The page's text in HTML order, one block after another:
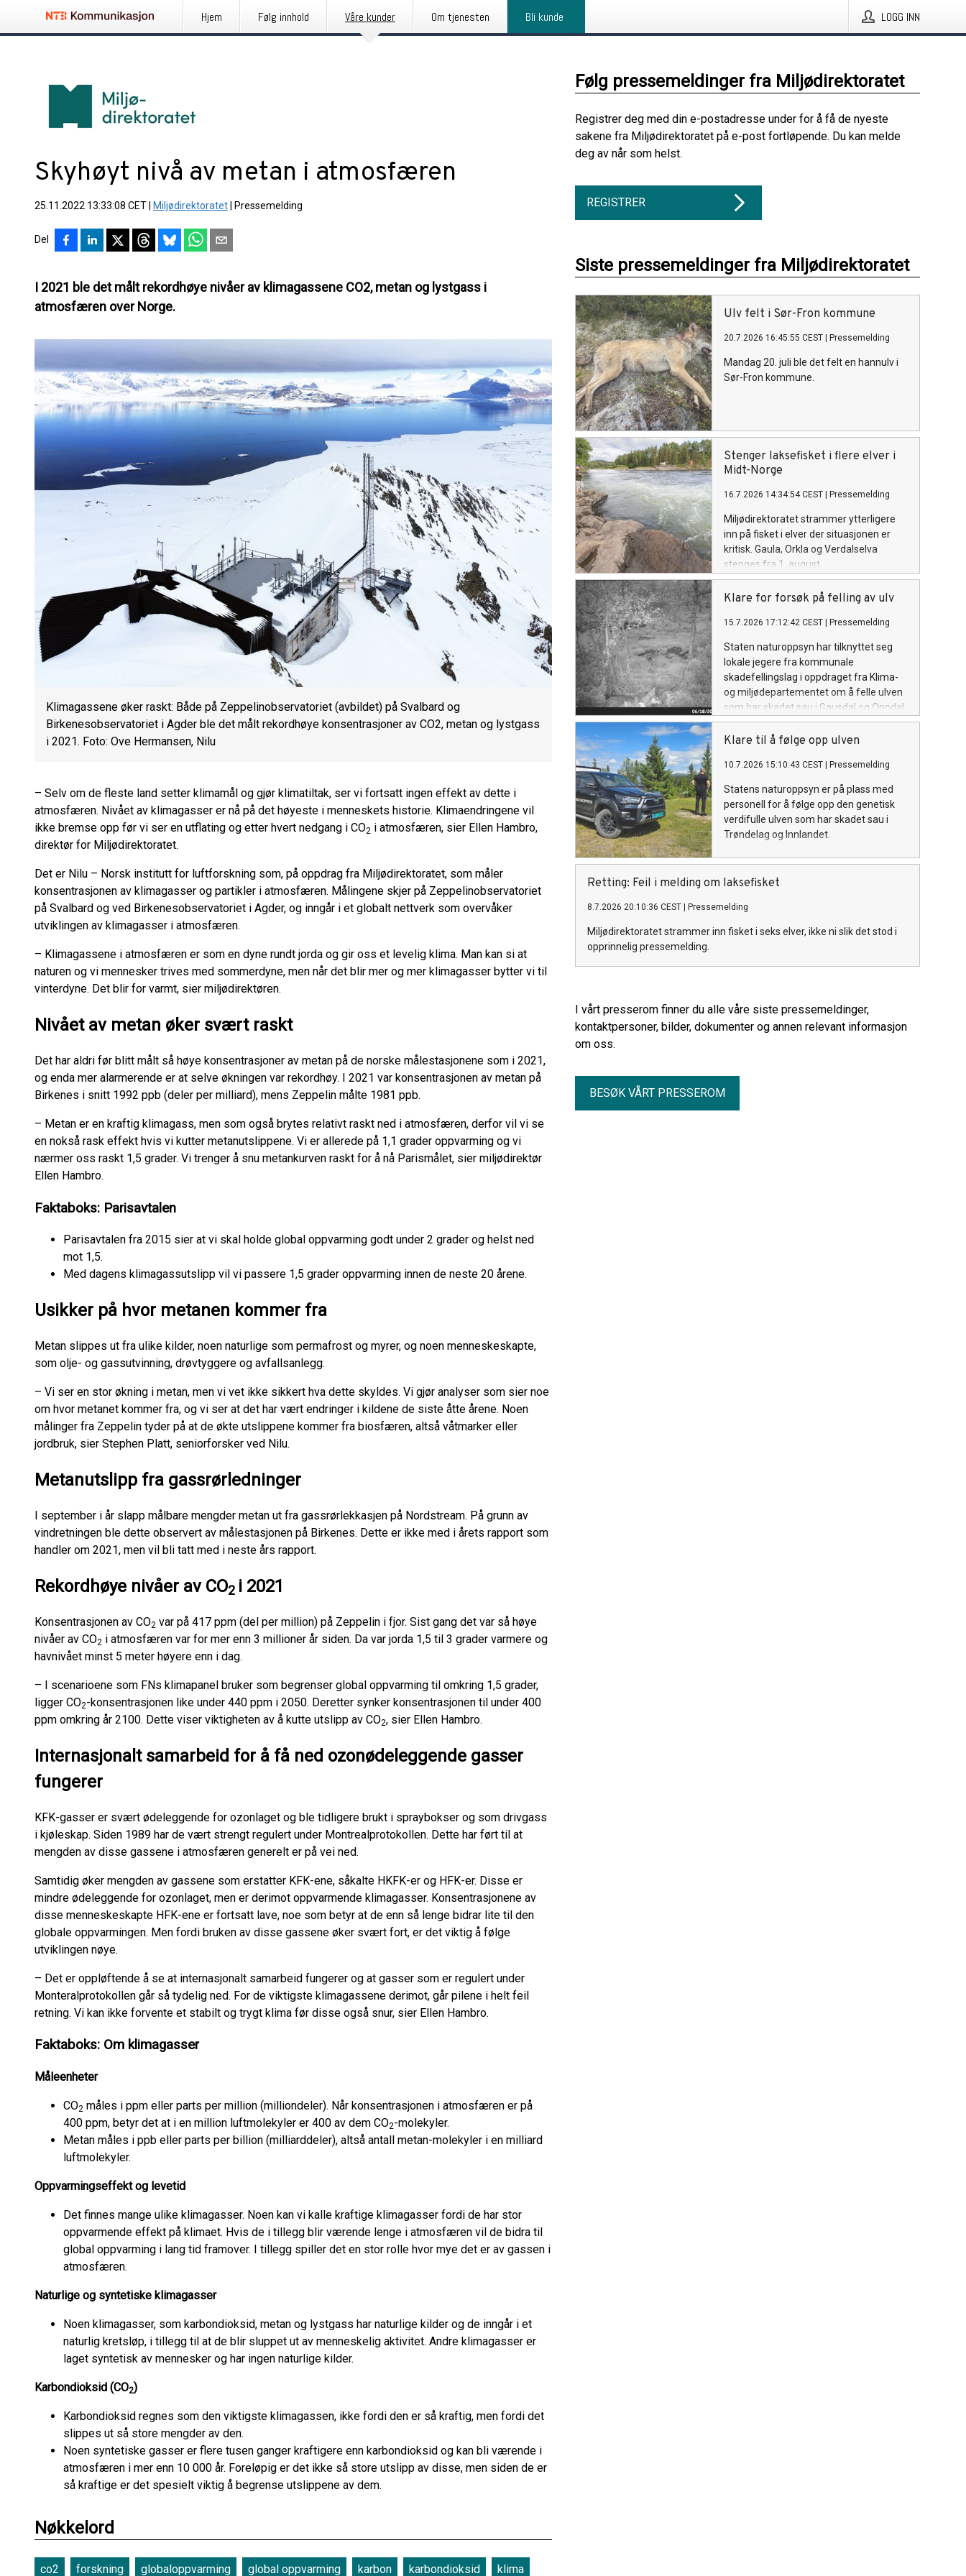
Hjem Følg innhold Våre kunder Om tjenesten Bli kunde LOGG INN
Skyhøyt nivå av metan i atmosfæren
25.11.2022 13:33:08 CET Miljødirektoratet Pressemelding
Del
I 2021 ble det målt rekordhøye nivåer av klimagassene CO2, metan og lystgass i
atmosfæren over Norge.
Klimagassene øker raskt: Både på Zeppelinobservatoriet (avbildet) på Svalbard og
Birkenesobservatoriet i Agder ble det målt rekordhøye konsentrasjoner av CO2, metan og lystgass
i 2021. Foto: Ove Hermansen, Nilu
– Selv om de fleste land setter klimamål og gjør klimatiltak, ser vi fortsatt ingen effekt av dette i
atmosfæren. Nivået av klimagasser er nå på det høyeste i menneskets historie. Klimaendringene vil
ikke bremse opp før vi ser en utflating og etter hvert nedgang i CO2 i atmosfæren, sier Ellen Hambro,
direktør for Miljødirektoratet.
Det er Nilu – Norsk institutt for luftforskning som, på oppdrag fra Miljødirektoratet, som måler
konsentrasjonen av klimagasser og partikler i atmosfæren. Målingene skjer på Zeppelinobservatoriet
på Svalbard og ved Birkenesobservatoriet i Agder, og inngår i et globalt nettverk som overvåker
utviklingen av klimagasser i atmosfæren.
– Klimagassene i atmosfæren er som en dyne rundt jorda og gir oss et levelig klima. Man kan si at
naturen og vi mennesker trives med sommerdyne, men når det blir mer og mer klimagasser bytter vi til
vinterdyne. Det blir for varmt, sier miljødirektøren.
Nivået av metan øker svært raskt
Det har aldri før blitt målt så høye konsentrasjoner av metan på de norske målestasjonene som i 2021,
og enda mer alarmerende er at selve økningen var rekordhøy. I 2021 var konsentrasjonen av metan på
Birkenes i snitt 1992 ppb (deler per milliard), mens Zeppelin målte 1981 ppb.
– Metan er en kraftig klimagass, men som også brytes relativt raskt ned i atmosfæren, derfor vil vi se
en nokså rask effekt hvis vi kutter metanutslippene. Vi er allerede på 1,1 grader oppvarming og vi
nærmer oss raskt 1,5 grader. Vi trenger å snu metankurven raskt for å nå Parismålet, sier miljødirektør
Ellen Hambro.
Faktaboks: Parisavtalen
Parisavtalen fra 2015 sier at vi skal holde global oppvarming godt under 2 grader og helst ned
mot 1,5.
Med dagens klimagassutslipp vil vi passere 1,5 grader oppvarming innen de neste 20 årene.
Usikker på hvor metanen kommer fra
Metan slippes ut fra ulike kilder, noen naturlige som permafrost og myrer, og noen menneskeskapte,
som olje- og gassutvinning, drøvtyggere og avfallsanlegg.
– Vi ser en stor økning i metan, men vi vet ikke sikkert hva dette skyldes. Vi gjør analyser som sier noe
om hvor metanet kommer fra, og vi ser at det har vært endringer i kildene de siste åtte årene. Noen
målinger fra Zeppelin tyder på at de økte utslippene kommer fra biosfæren, altså våtmarker eller
jordbruk, sier Stephen Platt, seniorforsker ved Nilu.
Metanutslipp fra gassrørledninger
I september i år slapp målbare mengder metan ut fra gassrørlekkasjen på Nordstream. På grunn av
vindretningen ble dette observert av målestasjonen på Birkenes. Dette er ikke med i årets rapport som
handler om 2021, men vil bli tatt med i neste års rapport.
Rekordhøye nivåer av CO2 i 2021
Konsentrasjonen av CO2 var på 417 ppm (del per million) på Zeppelin i fjor. Sist gang det var så høye
nivåer av CO2 i atmosfæren var for mer enn 3 millioner år siden. Da var jorda 1,5 til 3 grader varmere og
havnivået minst 5 meter høyere enn i dag.
– I scenarioene som FNs klimapanel bruker som begrenser global oppvarming til omkring 1,5 grader,
ligger CO2-konsentrasjonen like under 440 ppm i 2050. Deretter synker konsentrasjonen til under 400
ppm omkring år 2100. Dette viser viktigheten av å kutte utslipp av CO2, sier Ellen Hambro.
Internasjonalt samarbeid for å få ned ozonødeleggende gasser
fungerer
KFK-gasser er svært ødeleggende for ozonlaget og ble tidligere brukt i spraybokser og som drivgass
i kjøleskap. Siden 1989 har de vært strengt regulert under Montrealprotokollen. Dette har ført til at
mengden av disse gassene i atmosfæren generelt er på vei ned.
Samtidig øker mengden av gassene som erstatter KFK-ene, såkalte HKFK-er og HFK-er. Disse er
mindre ødeleggende for ozonlaget, men er derimot oppvarmende klimagasser. Konsentrasjonene av
disse menneskeskapte HFK-ene er fortsatt lave, noe som betyr at de enn så lenge bidrar lite til den
globale oppvarmingen. Men fordi bruken av disse gassene øker svært fort, er det viktig å følge
utviklingen nøye.
– Det er oppløftende å se at internasjonalt samarbeid fungerer og at gasser som er regulert under
Monteralprotokollen går så tydelig ned. For de viktigste klimagassene derimot, går pilene i helt feil
retning. Vi kan ikke forvente et stabilt og trygt klima før disse også snur, sier Ellen Hambro.
Faktaboks: Om klimagasser
Måleenheter
CO2 måles i ppm eller parts per million (milliondeler). Når konsentrasjonen i atmosfæren er på
400 ppm, betyr det at i en million luftmolekyler er 400 av dem CO2-molekyler.
Metan måles i ppb eller parts per billion (milliarddeler), altså antall metan-molekyler i en milliard
luftmolekyler.
Oppvarmingseffekt og levetid
Det finnes mange ulike klimagasser. Noen kan vi kalle kraftige klimagasser fordi de har stor
oppvarmende effekt på klimaet. Hvis de i tillegg blir værende lenge i atmosfæren vil de bidra til
global oppvarming i lang tid framover. I tillegg spiller det en stor rolle hvor mye det er av gassen i
atmosfæren.
Naturlige og syntetiske klimagasser
Noen klimagasser, som karbondioksid, metan og lystgass har naturlige kilder og de inngår i et
naturlig kretsløp, i tillegg til at de blir sluppet ut av menneskelig aktivitet. Andre klimagasser er
laget syntetisk av mennesker og har ingen naturlige kilder.
Karbondioksid (CO2)
Karbondioksid regnes som den viktigste klimagassen, ikke fordi den er så kraftig, men fordi det
slippes ut så store mengder av den.
Noen syntetiske gasser er flere tusen ganger kraftigere enn karbondioksid og kan bli værende i
atmosfæren i mer enn 10 000 år. Foreløpig er det ikke så store utslipp av disse, men siden de er
så kraftige er det spesielt viktig å begrense utslippene av dem.
Nøkkelord
co2 forskning globaloppvarming global oppvarming karbon karbondioksid klima
Følg pressemeldinger fra Miljødirektoratet
Registrer deg med din e-postadresse under for å få de nyeste
sakene fra Miljødirektoratet på e-post fortløpende. Du kan melde
deg av når som helst.
REGISTRER
Siste pressemeldinger fra Miljødirektoratet
Ulv felt i Sør-Fron kommune
20.7.2026 16:45:55 CEST Pressemelding
Mandag 20. juli ble det felt en hannulv i
Sør-Fron kommune.
Stenger laksefisket i flere elver i
Midt-Norge
16.7.2026 14:34:54 CEST Pressemelding
Miljødirektoratet strammer ytterligere
inn på fisket i elver der situasjonen er
kritisk. Gaula, Orkla og Verdalselva
stenges fra 1. august.
Klare for forsøk på felling av ulv
15.7.2026 17:12:42 CEST Pressemelding
Staten naturoppsyn har tilknyttet seg
lokale jegere fra kommunale
skadefellingslag i oppdraget fra Klima-
og miljødepartementet om å felle ulven
som har skadet sau i Gausdal og Oppdal.
Klare til å følge opp ulven
10.7.2026 15:10:43 CEST Pressemelding
Statens naturoppsyn er på plass med
personell for å følge opp den genetisk
verdifulle ulven som har skadet sau i
Trøndelag og Innlandet.
Retting: Feil i melding om laksefisket
8.7.2026 20:10:36 CEST Pressemelding
Miljødirektoratet strammer inn fisket i seks elver, ikke ni slik det stod i
opprinnelig pressemelding.
I vårt presserom finner du alle våre siste pressemeldinger,
kontaktpersoner, bilder, dokumenter og annen relevant informasjon
om oss.
BESØK VÅRT PRESSEROM